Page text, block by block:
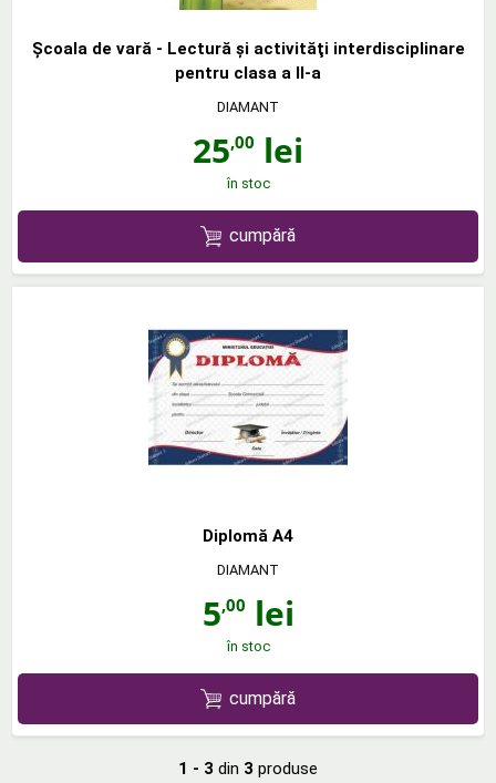
Şcoala de vară - Lectură şi activităţi interdisciplinare
pentru clasa a II-a
DIAMANT
25,00 lei
în stoc
cumpără
Diplomă A4
DIAMANT
5,00 lei
în stoc
cumpără
1 - 3 din 3 produse